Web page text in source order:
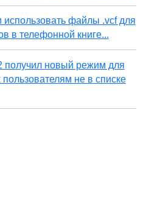
файлы .vcf для
в телефонной книге...
получил новый режим для
не в списке